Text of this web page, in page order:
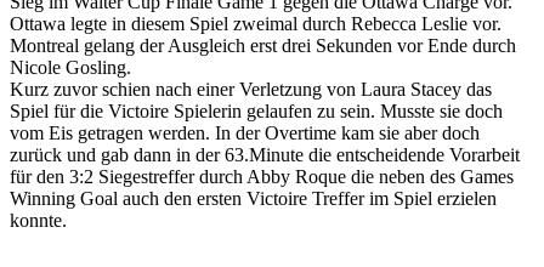
Ottawa legte in diesem Spiel zweimal durch Rebecca Leslie vor.
Montreal gelang der Ausgleich erst drei Sekunden vor Ende durch
Nicole Gosling.
Kurz zuvor schien nach einer Verletzung von Laura Stacey das
Spiel für die Victoire Spielerin gelaufen zu sein. Musste sie doch
vom Eis getragen werden. In der Overtime kam sie aber doch
zurück und gab dann in der 63.Minute die entscheidende Vorarbeit
für den 3:2 Siegestreffer durch Abby Roque die neben des Games
Winning Goal auch den ersten Victoire Treffer im Spiel erzielen
konnte.